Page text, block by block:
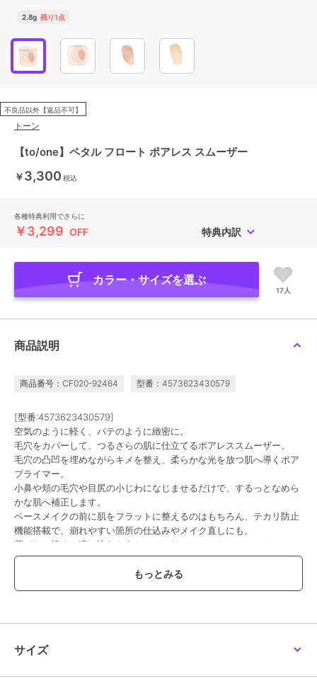
2.8g 残り1点
不良品以外【返品不可】
トーン
【to/one】ペタル フロート ポアレス スムーザー
￥3,300 税込
各種特典利用でさらに
￥3,299 OFF 特典内訳
カラー・サイズを選ぶ
17人
商品説明
商品番号：CF020-92464 型番：4573623430579
[型番:4573623430579]
空気のように軽く、パテのように緻密に。
毛穴をカバーして、つるさらの肌に仕立てるポアレススムーザー。
毛穴の凸凹を埋めながらキメを整え、柔らかな光を放つ肌へ導くポア
プライマー。
小鼻や頬の毛穴や目尻の小じわになじませるだけで、するっとなめら
かな肌へ補正します。
ベースメイクの前に肌をフラットに整えるのはもちろん、テカリ防止
機能搭載で、崩れやすい箇所の仕込みやメイク直しにも。
薄づきで軽く、溶け込むようにしっとりとフィットし、ソフトフォー
カス効果で肌のイノセントな透明感を引き出します。
＜ご使用方法＞
トリ（カプリル酸／カプリン酸）グリセリル、シリカ、トリイソステ
アリン酸ポリグリセリルー2、パルミチン酸デキストリン、スクワラ
サイズ